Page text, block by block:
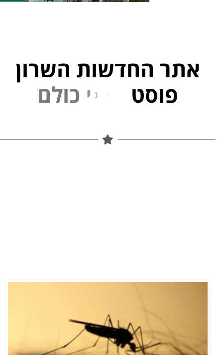
אתר החדשות השרון
פוסט